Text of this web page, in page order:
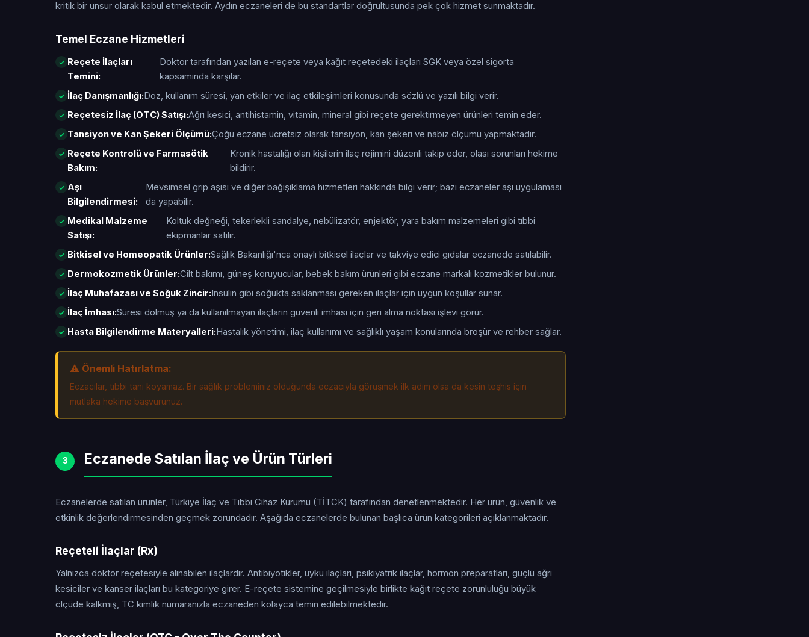
kritik bir unsur olarak kabul etmektedir. Aydın eczaneleri de bu standartlar doğrultusunda pek çok hizmet sunmaktadır.
Temel Eczane Hizmetleri
Reçete İlaçları
Temini:
Doktor tarafından yazılan e-reçete veya kağıt reçetedeki ilaçları SGK veya özel sigorta
kapsamında karşılar.
İlaç Danışmanlığı:Doz, kullanım süresi, yan etkiler ve ilaç etkileşimleri konusunda sözlü ve yazılı bilgi verir.
Reçetesiz İlaç (OTC) Satışı:Ağrı kesici, antihistamin, vitamin, mineral gibi reçete gerektirmeyen ürünleri temin eder.
Tansiyon ve Kan Şekeri Ölçümü:Çoğu eczane ücretsiz olarak tansiyon, kan şekeri ve nabız ölçümü yapmaktadır.
Reçete Kontrolü ve Farmasötik
Bakım:
Kronik hastalığı olan kişilerin ilaç rejimini düzenli takip eder, olası sorunları hekime
bildirir.
Aşı
Bilgilendirmesi:
Mevsimsel grip aşısı ve diğer bağışıklama hizmetleri hakkında bilgi verir; bazı eczaneler aşı uygulaması
da yapabilir.
Medikal Malzeme
Satışı:
Koltuk değneği, tekerlekli sandalye, nebülizatör, enjektör, yara bakım malzemeleri gibi tıbbi
ekipmanlar satılır.
Bitkisel ve Homeopatik Ürünler:Sağlık Bakanlığı'nca onaylı bitkisel ilaçlar ve takviye edici gıdalar eczanede satılabilir.
Dermokozmetik Ürünler:Cilt bakımı, güneş koruyucular, bebek bakım ürünleri gibi eczane markalı kozmetikler bulunur.
İlaç Muhafazası ve Soğuk Zincir:Insülin gibi soğukta saklanması gereken ilaçlar için uygun koşullar sunar.
İlaç İmhası:Süresi dolmuş ya da kullanılmayan ilaçların güvenli imhası için geri alma noktası işlevi görür.
Hasta Bilgilendirme Materyalleri:Hastalık yönetimi, ilaç kullanımı ve sağlıklı yaşam konularında broşür ve rehber sağlar.
⚠️ Önemli Hatırlatma:
Eczacılar, tıbbi tanı koyamaz. Bir sağlık probleminiz olduğunda eczacıyla görüşmek ilk adım olsa da kesin teşhis için
mutlaka hekime başvurunuz.
3 Eczanede Satılan İlaç ve Ürün Türleri
Eczanelerde satılan ürünler, Türkiye İlaç ve Tıbbi Cihaz Kurumu (TİTCK) tarafından denetlenmektedir. Her ürün, güvenlik ve
etkinlik değerlendirmesinden geçmek zorundadır. Aşağıda eczanelerde bulunan başlıca ürün kategorileri açıklanmaktadır.
Reçeteli İlaçlar (Rx)
Yalnızca doktor reçetesiyle alınabilen ilaçlardır. Antibiyotikler, uyku ilaçları, psikiyatrik ilaçlar, hormon preparatları, güçlü ağrı
kesiciler ve kanser ilaçları bu kategoriye girer. E-reçete sistemine geçilmesiyle birlikte kağıt reçete zorunluluğu büyük
ölçüde kalkmış, TC kimlik numaranızla eczaneden kolayca temin edilebilmektedir.